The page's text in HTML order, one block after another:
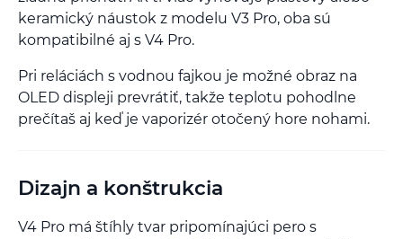
keramický náustok z modelu V3 Pro, oba sú
kompatibilné aj s V4 Pro.
Pri reláciách s vodnou fajkou je možné obraz na
OLED displeji prevrátiť, takže teplotu pohodlne
prečítaš aj keď je vaporizér otočený hore nohami.
Dizajn a konštrukcia
V4 Pro má štíhly tvar pripomínajúci pero s